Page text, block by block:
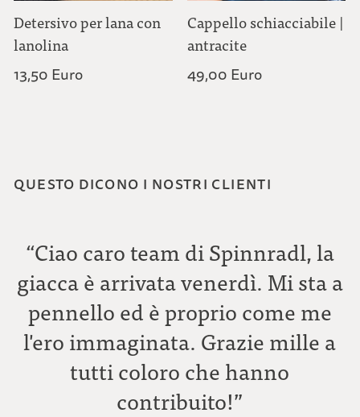
Detersivo per lana con
lanolina
13,50 Euro
Cappello schiacciabile |
antracite
49,00 Euro
QUESTO DICONO I NOSTRI CLIENTI
“Ciao caro team di Spinnradl, la
giacca è arrivata venerdì. Mi sta a
pennello ed è proprio come me
l'ero immaginata. Grazie mille a
tutti coloro che hanno
contribuito!”